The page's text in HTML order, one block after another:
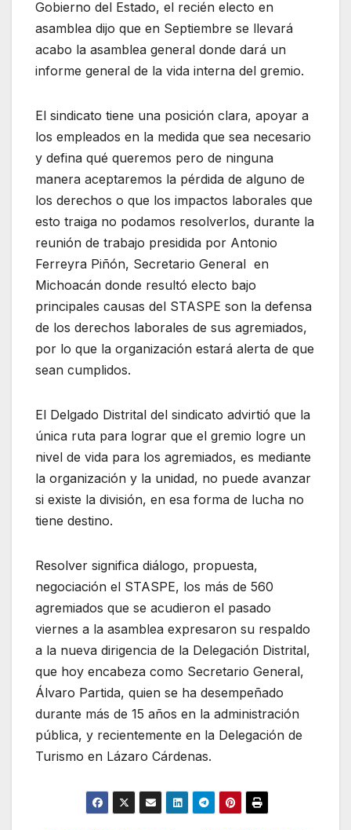
Gobierno del Estado, el recién electo en
asamblea dijo que en Septiembre se llevará
acabo la asamblea general donde dará un
informe general de la vida interna del gremio.
El sindicato tiene una posición clara, apoyar a
los empleados en la medida que sea necesario
y defina qué queremos pero de ninguna
manera aceptaremos la pérdida de alguno de
los derechos o que los impactos laborales que
esto traiga no podamos resolverlos, durante la
reunión de trabajo presidida por Antonio
Ferreyra Piñón, Secretario General en
Michoacán donde resultó electo bajo
principales causas del STASPE son la defensa
de los derechos laborales de sus agremiados,
por lo que la organización estará alerta de que
sean cumplidos.
El Delgado Distrital del sindicato advirtió que la
única ruta para lograr que el gremio logre un
nivel de vida para los agremiados, es mediante
la organización y la unidad, no puede avanzar
si existe la división, en esa forma de lucha no
tiene destino.
Resolver significa diálogo, propuesta,
negociación el STASPE, los más de 560
agremiados que se acudieron el pasado
viernes a la asamblea expresaron su respaldo
a la nueva dirigencia de la Delegación Distrital,
que hoy encabeza como Secretario General,
Álvaro Partida, quien se ha desempeñado
durante más de 15 años en la administración
pública, y recientemente en la Delegación de
Turismo en Lázaro Cárdenas.